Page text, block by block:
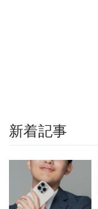
新着記事